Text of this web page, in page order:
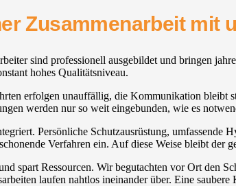
Zusammenarbeit mit
sind professionell ausgebildet und bringen
hohes Qualitätsniveau.
erfolgen unauffällig, die Kommunikation bleibt
werden nur so weit eingebunden, wie es
Persönliche Schutzausrüstung,
Verfahren ein. Auf diese Weise bleibt der
spart Ressourcen. Wir begutachten vor Ort den
laufen nahtlos ineinander über. Eine